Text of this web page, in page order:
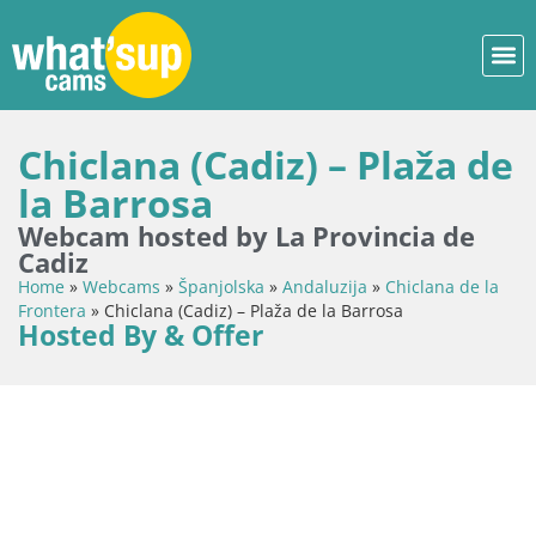
Chiclana (Cadiz) – Plaža de
la Barrosa
Webcam hosted by La Provincia de
Cadiz
Home » Webcams » Španjolska » Andaluzija » Chiclana de la
Frontera » Chiclana (Cadiz) – Plaža de la Barrosa
Hosted By & Offer